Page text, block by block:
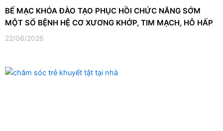
BẾ MẠC KHÓA ĐÀO TẠO PHỤC HỒI CHỨC NĂNG SỚM
MỘT SỐ BỆNH HỆ CƠ XƯƠNG KHỚP, TIM MẠCH, HÔ HẤP
22/06/2026